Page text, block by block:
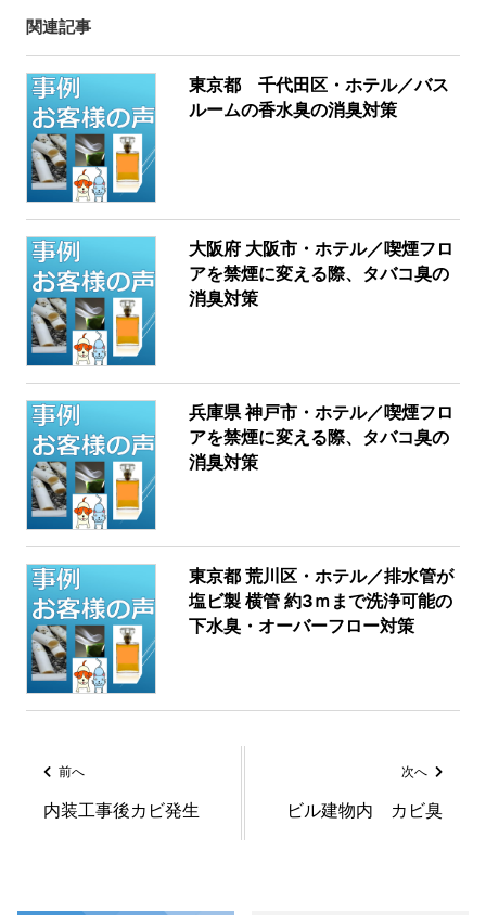
関連記事
東京都 千代田区・ホテル／バス
ルームの香水臭の消臭対策
大阪府 大阪市・ホテル／喫煙フロ
アを禁煙に変える際、タバコ臭の
消臭対策
兵庫県 神戸市・ホテル／喫煙フロ
アを禁煙に変える際、タバコ臭の
消臭対策
東京都 荒川区・ホテル／排水管が
塩ビ製 横管 約3ｍまで洗浄可能の
下水臭・オーバーフロー対策
前へ
内装工事後カビ発生
次へ
ビル建物内 カビ臭